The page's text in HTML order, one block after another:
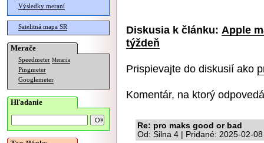
Výsledky meraní
Satelitná mapa SR
Merače
Speedmeter Merania
Pingmeter
Googlemeter
Hľadanie
Diskusia k článku: Apple
týždeň
Prispievajte do diskusií ako
Komentár, na ktorý
Re: pro maks good or bad
Od: Silna 4 | Pridané: 2025-02-